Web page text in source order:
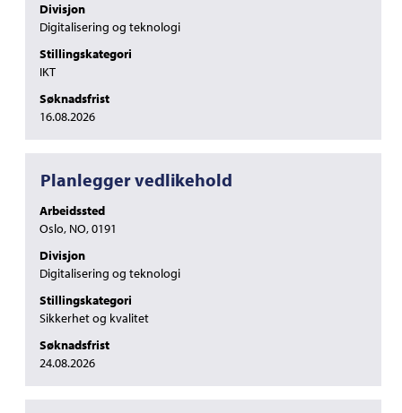
Divisjon
Digitalisering og teknologi
Stillingskategori
IKT
Søknadsfrist
16.08.2026
det
fullstendige
innholdet
i
Tittel
Planlegger vedlikehold
Arbeidssted
Oslo, NO, 0191
Divisjon
Digitalisering og teknologi
Stillingskategori
Sikkerhet og kvalitet
Søknadsfrist
24.08.2026
Velg
mellomromstasten
for
vise
det
fullstendige
innholdet
jobbinformasjonen.